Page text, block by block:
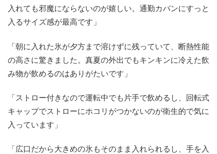
入れても邪魔にならないのが嬉しい。通勤カバンにすっと
入るサイズ感が最高です」
「朝に入れた氷が夕方まで溶けずに残っていて、断熱性能
の高さに驚きました。真夏の外出でもキンキンに冷えた飲
み物が飲めるのはありがたいです」
「ストロー付きなので運転中でも片手で飲めるし、回転式
キャップでストローにホコリがつかないのが衛生的で気に
入っています」
「広口だから大きめの氷もそのまま入れられるし、手を入